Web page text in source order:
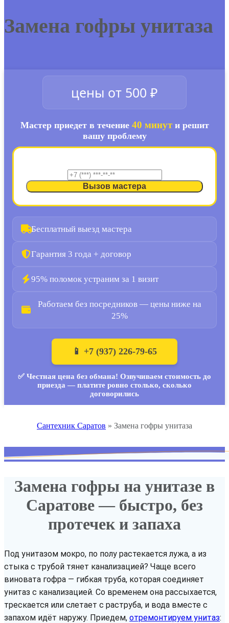
Замена гофры унитаза
цены от 500 ₽
Мастер приедет в течение 40 минути решит
вашу проблему
Вызов мастера
Бесплатный выезд мастера
Гарантия 3 года + договор
95% поломок устраним за 1 визит
Работаем без посредников — цены ниже на
25%
📱 +7 (937) 226-79-65
✅ Честная цена без обмана! Озвучиваем стоимость до
приезда — платите ровно столько, сколько
договорились
Сантехник Саратов » Замена гофры унитаза
Замена гофры на унитазе в
Саратове — быстро, без
протечек и запаха
Под унитазом мокро, по полу растекается лужа, а из
стыка с трубой тянет канализацией? Чаще всего
виновата гофра — гибкая труба, которая соединяет
унитаз с канализацией. Со временем она рассыхается,
трескается или слетает с раструба, и вода вместе с
запахом идёт наружу. Приедем, отремонтируем унитаз: